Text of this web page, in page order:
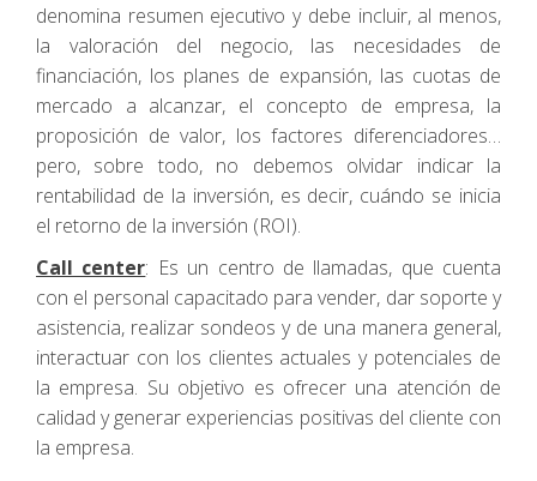
denomina resumen ejecutivo y debe incluir, al menos,
la valoración del negocio, las necesidades de
financiación, los planes de expansión, las cuotas de
mercado a alcanzar, el concepto de empresa, la
proposición de valor, los factores diferenciadores…
pero, sobre todo, no debemos olvidar indicar la
rentabilidad de la inversión, es decir, cuándo se inicia
el retorno de la inversión (ROI).
Call center: Es un centro de llamadas, que cuenta
con el personal capacitado para vender, dar soporte y
asistencia, realizar sondeos y de una manera general,
interactuar con los clientes actuales y potenciales de
la empresa. Su objetivo es ofrecer una atención de
calidad y generar experiencias positivas del cliente con
la empresa.